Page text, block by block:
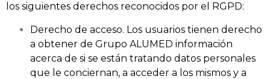
los siguientes derechos reconocidos por el RGPD:
Derecho de acceso. Los usuarios tienen derecho
a obtener de Grupo ALUMED información
acerca de si se están tratando datos personales
que le conciernan, a acceder a los mismos y a